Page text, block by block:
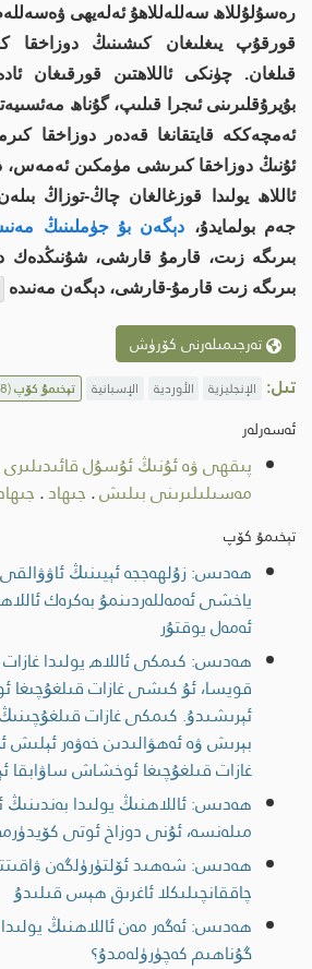
رەسۇلۇللاھ سەللەللاھۇ ئەلەيھى
قورقۇپ يىغلىغان كىشىنىڭ دوزاخقا
قىلغان. چۈنكى ئاللاھتىن قورقىغان
بۇيرۇقلىرىنى ئىجرا قىلىپ، گۇناھ
ئەمچەككە قايتقانغا قەدەر دوزاخقا
ئۇنىڭ دوزاخقا كىرىشى مۈمكىن ئەمەس،
ئاللاھ يولىدا قوزغالغان چاڭ-توزاڭ
جەم بولمايدۇ، دېگەن بۇ جۈملىنىڭ
بىرىگە زىت، قارمۇ قارشى، شۇنىڭدەك
بىرىگە زىت قارمۇ-قارشى، دېگەن مەنىدە
تەرجىمىلەرنى كۆرۈش
تىل: الإنجليزية الأوردية الإسبانية تېخىمۇ كۆپ(18)
ئەسەرلەر
پىقھى ۋە ئۇنىڭ ئۇسۇل قائىدىلىرى
مەسىلىلىرىنى بىلىش. جىھاد.
تېخىمۇ كۆپ
ھەدىس: زۇلھەججە ئېيىنىڭ
ياخشى ئەمەللەردىنمۇ بەكرەك
ئەمەل يوقتۇر
ھەدىس: كىمكى ئاللاھ يولىدا
قويسا، ئۇ كىشى غازات
ئېرىشىدۇ. كىمكى غازات
بېرىش ۋە ئەھۋالىدىن خەۋەر
غازات قىلغۇچىغا ئوخشاش ساۋابقا
ھەدىس: ئاللاھنىڭ يولىدا
مىلەنسە، ئۇنى دوزاخ ئوتى
ھەدىس: شەھىد ئۆلتۈرۈلگەن
چاققانچىلىكلا ئاغرىق ھېس قىلىدۇ
ھەدىس: ئەگەر مەن ئاللاھنىڭ
گۇناھىم كەچۈرۈلەمدۇ؟